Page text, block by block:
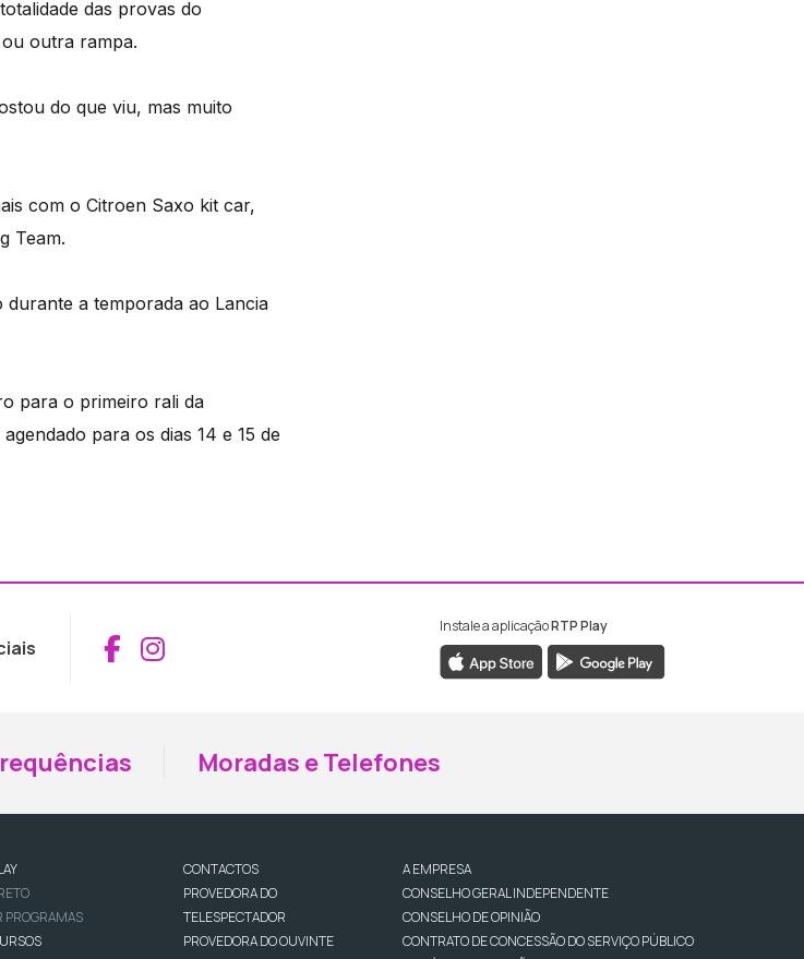
das provas do
outra rampa.
do que viu, mas muito
com o Citroen Saxo kit car,
Team.
durante a temporada ao Lancia
para o primeiro rali da
para os dias 14 e 15 de
Aceder ao Facebook da RTP Madeira
Aceder ao Instagram da RTP Madeira
Instale a aplicaçãoRTP Play
Moradas e Telefones
PROGRAMAS
CONTACTOS
PROVEDORA DO
TELESPECTADOR
PROVEDORA DO OUVINTE
A EMPRESA
CONSELHO GERAL INDEPENDENTE
CONSELHO DE OPINIÃO
CONTRATO DE CONCESSÃO DO SERVIÇO PÚBLICO